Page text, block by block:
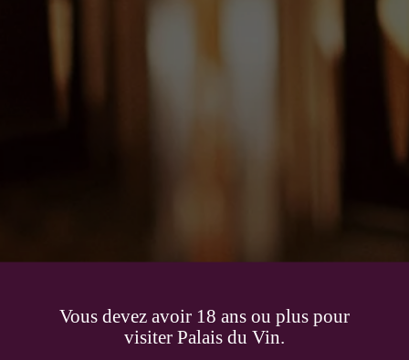
Vous devez avoir 18 ans ou plus pour
visiter Palais du Vin.
Château Malartic Lagravière